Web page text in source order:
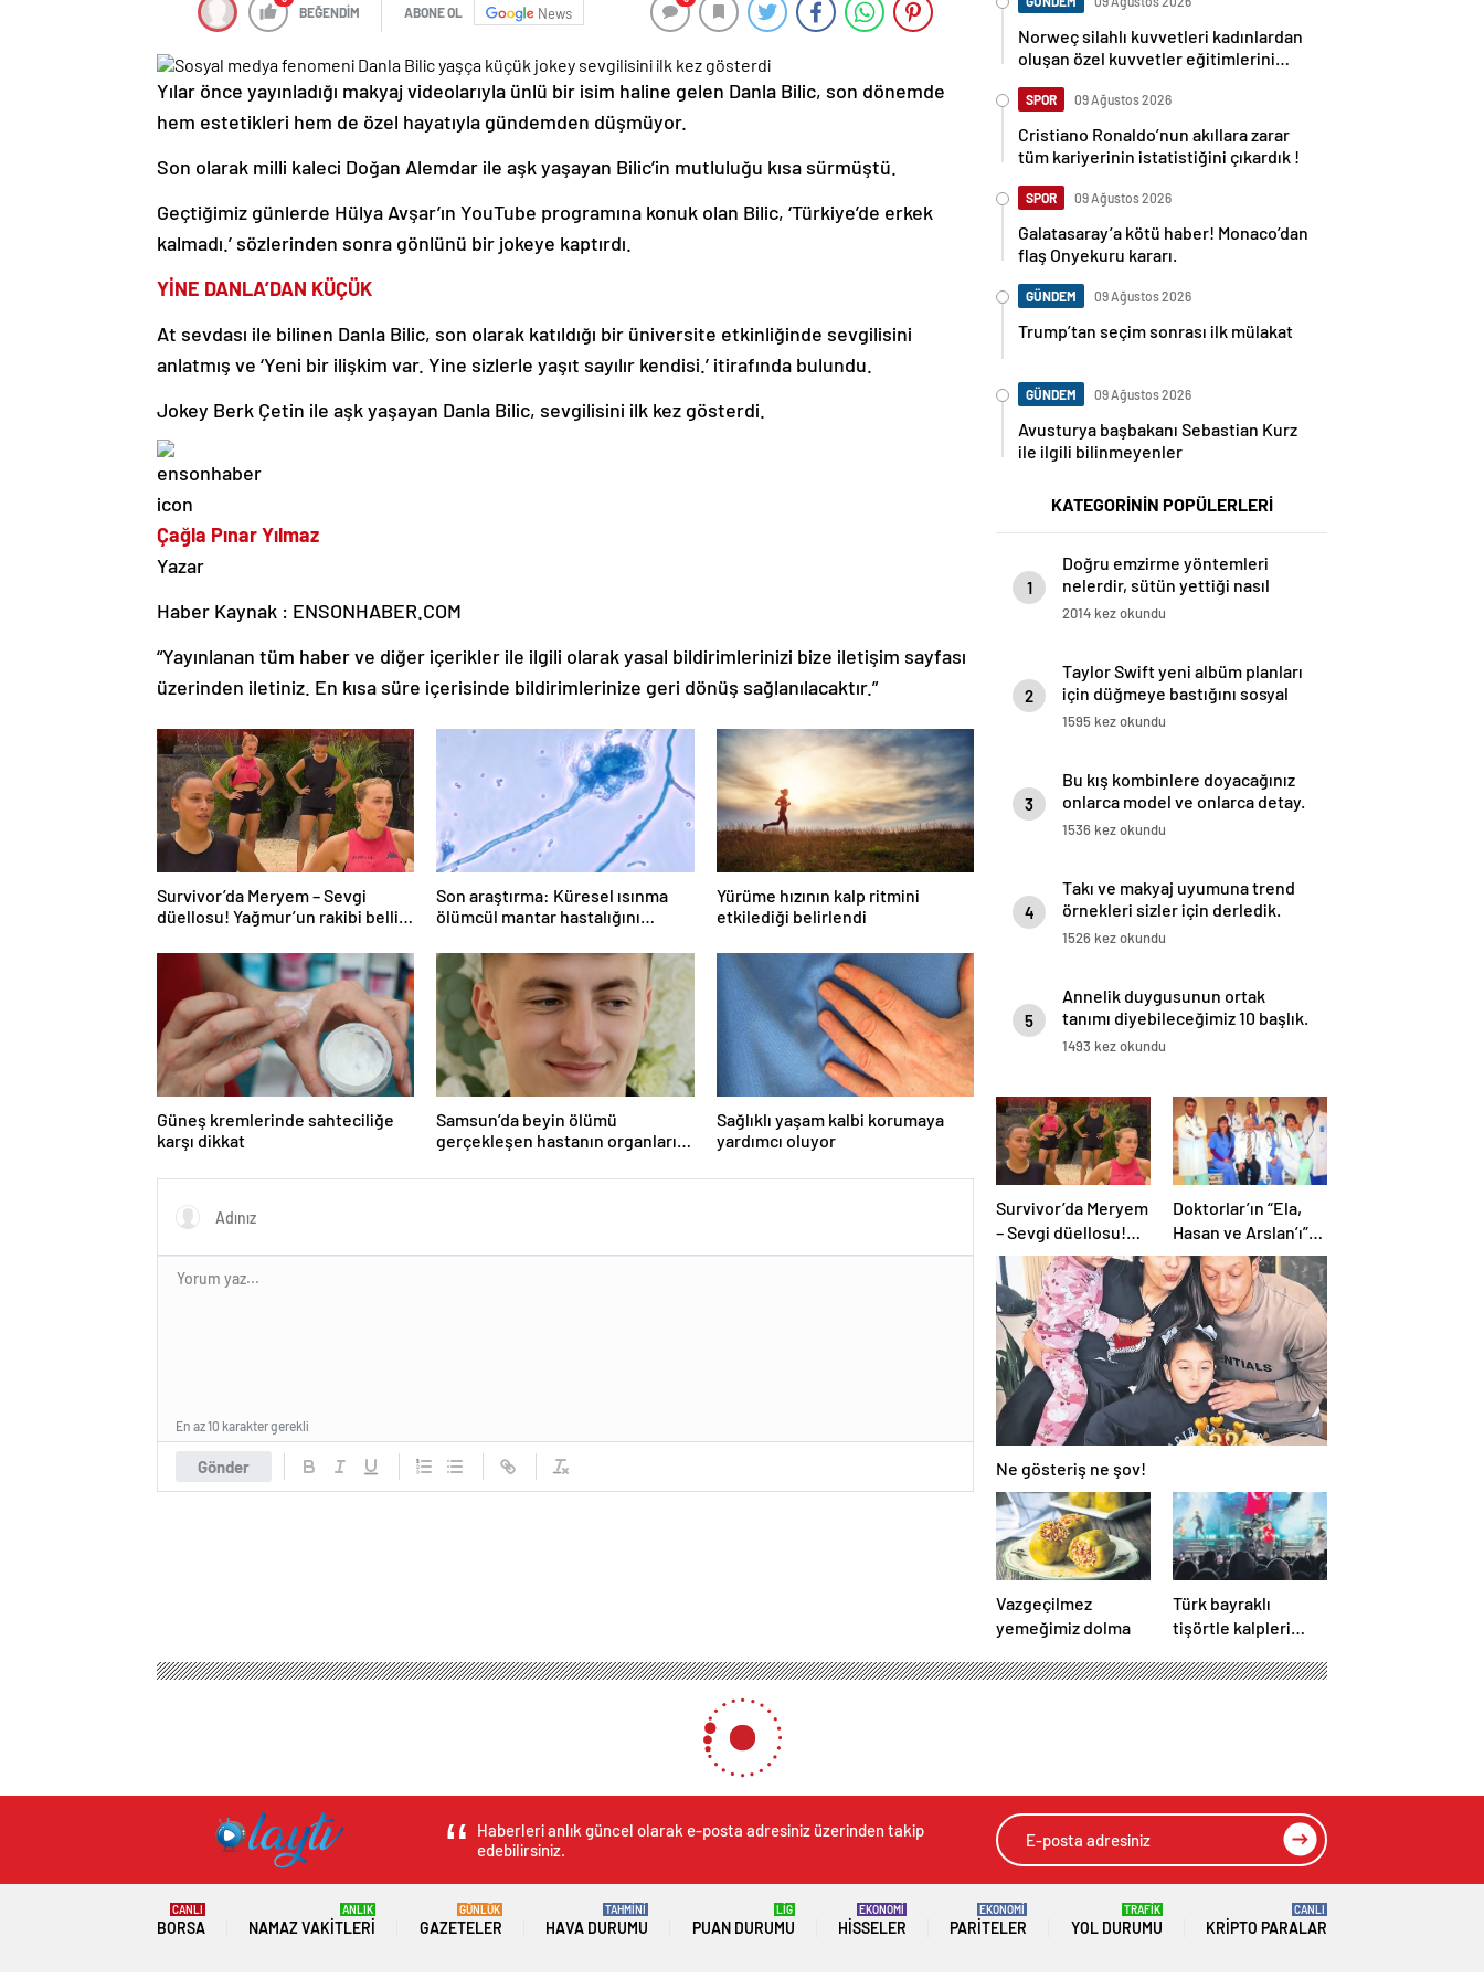
BEĞENDİM ABONE OL News
Yılar önce yayınladığı makyaj videolarıyla ünlü bir isim haline gelen Danla Bilic, son dönemde
hem estetikleri hem de özel hayatıyla gündemden düşmüyor.
Son olarak milli kaleci Doğan Alemdar ile aşk yaşayan Bilic’in mutluluğu kısa sürmüştü.
Geçtiğimiz günlerde Hülya Avşar’ın YouTube programına konuk olan Bilic, ‘Türkiye’de erkek
kalmadı.’ sözlerinden sonra gönlünü bir jokeye kaptırdı.
YİNE DANLA’DAN KÜÇÜK
At sevdası ile bilinen Danla Bilic, son olarak katıldığı bir üniversite etkinliğinde sevgilisini
anlatmış ve ‘Yeni bir ilişkim var. Yine sizlerle yaşıt sayılır kendisi.’ itirafında bulundu.
Jokey Berk Çetin ile aşk yaşayan Danla Bilic, sevgilisini ilk kez gösterdi.
Çağla Pınar Yılmaz
Yazar
Haber Kaynak : ENSONHABER.COM
“Yayınlanan tüm haber ve diğer içerikler ile ilgili olarak yasal bildirimlerinizi bize iletişim sayfası
üzerinden iletiniz. En kısa süre içerisinde bildirimlerinize geri dönüş sağlanılacaktır.”
Survivor’da Meryem – Sevgi
düellosu! Yağmur’un rakibi belli
Son araştırma: Küresel ısınma
ölümcül mantar hastalığını
Yürüme hızının kalp ritmini
etkilediği belirlendi
Güneş kremlerinde sahteciliğe
karşı dikkat
Samsun’da beyin ölümü
gerçekleşen hastanın organları
Sağlıklı yaşam kalbi korumaya
yardımcı oluyor
Gönder
En az 10 karakter gerekli
Norweç silahlı kuvvetleri kadınlardan
oluşan özel kuvvetler eğitimlerini
SPOR 09 Ağustos 2026
Cristiano Ronaldo’nun akıllara zarar
tüm kariyerinin istatistiğini çıkardık !
SPOR 09 Ağustos 2026
Galatasaray’a kötü haber! Monaco’dan
flaş Onyekuru kararı.
GÜNDEM 09 Ağustos 2026
Trump’tan seçim sonrası ilk mülakat
GÜNDEM 09 Ağustos 2026
Avusturya başbakanı Sebastian Kurz
ile ilgili bilinmeyenler
KATEGORİNİN POPÜLERLERİ
1
Doğru emzirme yöntemleri
nelerdir, sütün yettiği nasıl
anlaşılır?
2014 kez okundu
2
Taylor Swift yeni albüm planları
için düğmeye bastığını sosyal
medyadan duyurdu!
1595 kez okundu
3
Bu kış kombinlere doyacağınız
onlarca model ve onlarca detay.
1536 kez okundu
4
Takı ve makyaj uyumuna trend
örnekleri sizler için derledik.
1526 kez okundu
5
Annelik duygusunun ortak
tanımı diyebileceğimiz 10 başlık.
1493 kez okundu
Survivor’da Meryem
– Sevgi düellosu!
Yağmur’un rakibi
belli oldu
Doktorlar’ın “Ela,
Hasan ve Arslan’ı”
26 yıl sonra geri
döndü! Bakın yıllar
onları nasıl
değiştirmiş…
Ne gösteriş ne şov!
Vazgeçilmez
yemeğimiz dolma
Türk bayraklı
tişörtle kalpleri
9 çocuklu İzzet Yıldızhan’dan miras açıklaması geldi
9 çocuklu İzzet Yıldızhan’dan miras açıklaması geldi